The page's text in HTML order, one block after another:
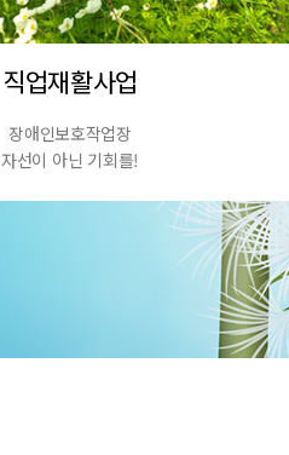
직업재활사업
장애인보호작업장
자선이 아닌 기회를!